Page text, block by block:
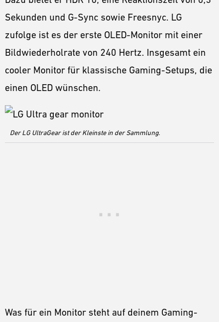
Sekunden und G-Sync sowie Freesnyc. LG
zufolge ist es der erste OLED-Monitor mit einer
Bildwiederholrate von 240 Hertz. Insgesamt ein
cooler Monitor für klassische Gaming-Setups, die
einen OLED wünschen.
Der LG UltraGear ist der Kleinste in der Sammlung.
Was für ein Monitor steht auf deinem Gaming-